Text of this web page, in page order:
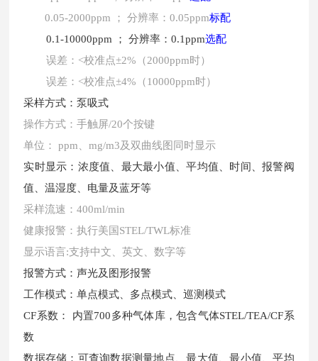
0.05-2000ppm ； 分辨率：0.05ppm标配
0.1-10000ppm ； 分辨率：0.1ppm选配
误差： <校准点±2%（2000ppm时）
误差： <校准点±4%（10000ppm时）
采样方式：泵吸式
操作方式：手触屏/20个按键
单位：
ppm、mg/m3及双曲线图同时显示
实时显示：浓度值、最大最小值、平均值、时间、报警阀
值、温湿度、电量及蓝牙等
采样流速：400ml/min
健康报警：执行美国 STEL/TWL标准
显示语言:支持中文、英文、数字等
报警方式：声光及图形报警
工作模式：单点模式、多点模式、巡测模式
CF系数： 内置700多种气体库，包含气体STEL/TEA/CF系
数
数据存储：可查询数据测量地点、最大值、最小值、平均